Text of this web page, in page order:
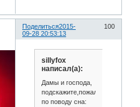
Поделиться 100
2015-
09-28 20:53:13
sillyfox
написал(а):
Дамы и господа,
подскажите,пожалуйста,
по поводу сна: